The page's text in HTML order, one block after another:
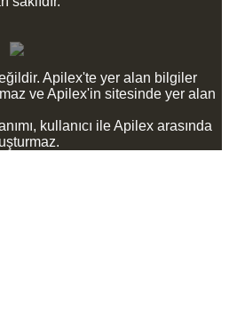
Apilex'te yer alan bilgiler
ve Apilex'in sitesinde yer alan
kullanıcı ile Apilex arasında